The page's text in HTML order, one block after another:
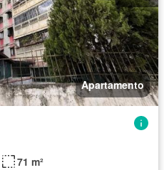
Apartamento
71 m²